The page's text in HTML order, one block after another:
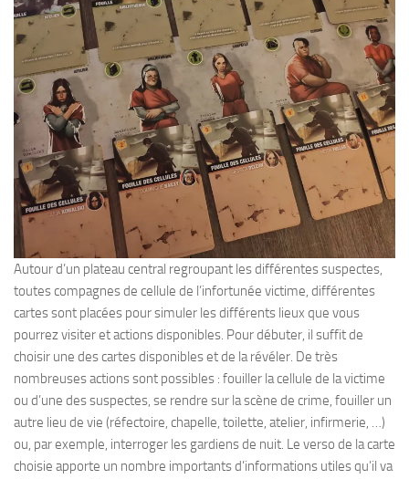
Autour d’un plateau central regroupant les différentes suspectes,
toutes compagnes de cellule de l’infortunée victime, différentes
cartes sont placées pour simuler les différents lieux que vous
pourrez visiter et actions disponibles. Pour débuter, il suffit de
choisir une des cartes disponibles et de la révéler. De très
nombreuses actions sont possibles : fouiller la cellule de la victime
ou d’une des suspectes, se rendre sur la scène de crime, fouiller un
autre lieu de vie (réfectoire, chapelle, toilette, atelier, infirmerie, …)
ou, par exemple, interroger les gardiens de nuit. Le verso de la carte
choisie apporte un nombre importants d’informations utiles qu’il va